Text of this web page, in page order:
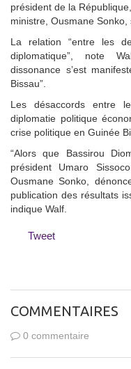
président de la
ministre, Ousmane
La relation “entre les
diplomatique”, note
dissonance s’est
Bissau”.
Les désaccords entre
diplomatie politique
crise politique en Guinée
“Alors que Bassirou
président Umaro
Ousmane Sonko,
publication des résultats
indique Walf.
Tweet
COMMENTAIRES
0 commentaire